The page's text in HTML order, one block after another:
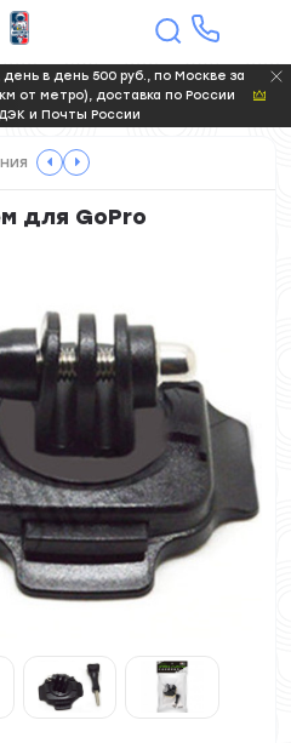
в день 500 руб., по Москве за
от метро), доставка по России
и Почты России
для GoPro